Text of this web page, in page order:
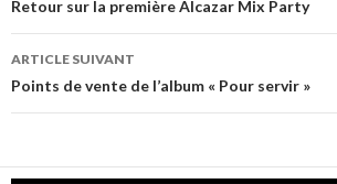
des
articles
Retour sur la première Alcazar Mix Party
ARTICLE SUIVANT
Points de vente de l’album « Pour servir »